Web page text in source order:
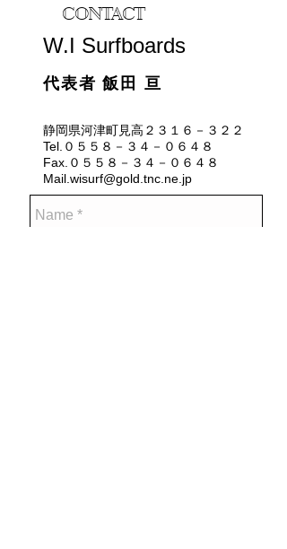
W.I Surfboards
代表者 飯田 亘
静岡県河津町見高２３１６－３２２
Tel.０５５８－３４－０６４８
Fax.０５５８－３４－０６４８
Mail.wisurf@gold.tnc.ne.jp
CONTACT